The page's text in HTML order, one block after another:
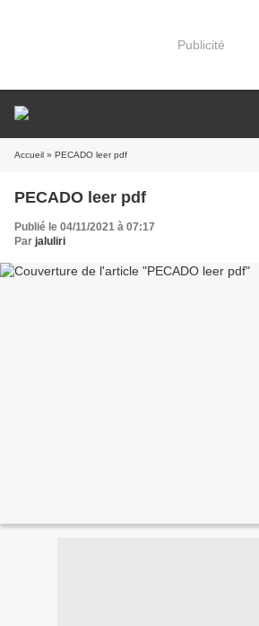
Publicité
Accueil » PECADO leer pdf
PECADO leer pdf
Publié le 04/11/2021 à 07:17
Par jaluliri